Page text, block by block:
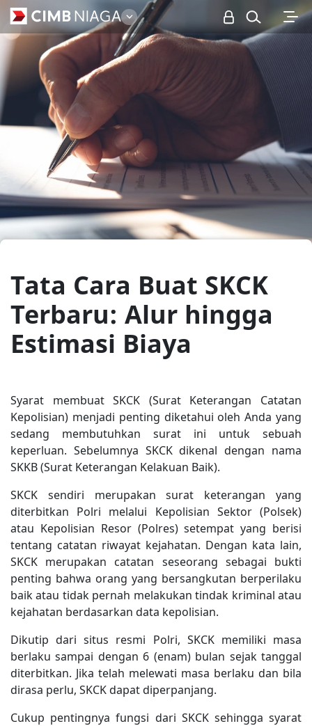
Personal
Tata Cara Buat SKCK
Terbaru: Alur hingga
Estimasi Biaya
Syarat membuat SKCK (Surat Keterangan Catatan
Kepolisian) menjadi penting diketahui oleh Anda yang
sedang membutuhkan surat ini untuk sebuah
keperluan. Sebelumnya SKCK dikenal dengan nama
SKKB (Surat Keterangan Kelakuan Baik).
SKCK sendiri merupakan surat keterangan yang
diterbitkan Polri melalui Kepolisian Sektor (Polsek)
atau Kepolisian Resor (Polres) setempat yang berisi
tentang catatan riwayat kejahatan. Dengan kata lain,
SKCK merupakan catatan seseorang sebagai bukti
penting bahwa orang yang bersangkutan berperilaku
baik atau tidak pernah melakukan tindak kriminal atau
kejahatan berdasarkan data kepolisian.
Dikutip dari situs resmi Polri, SKCK memiliki masa
berlaku sampai dengan 6 (enam) bulan sejak tanggal
diterbitkan. Jika telah melewati masa berlaku dan bila
dirasa perlu, SKCK dapat diperpanjang.
Cukup pentingnya fungsi dari SKCK sehingga syarat